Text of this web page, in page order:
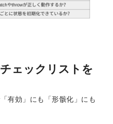
ェックリストを
有効」にも「形骸化」にも